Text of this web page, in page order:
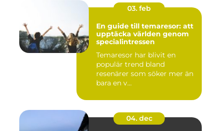
03. feb
En guide till temaresor: att
upptäcka världen genom
specialintressen
Temaresor har blivit en
populär trend bland
resenärer som söker mer än
bara en v...
04. dec